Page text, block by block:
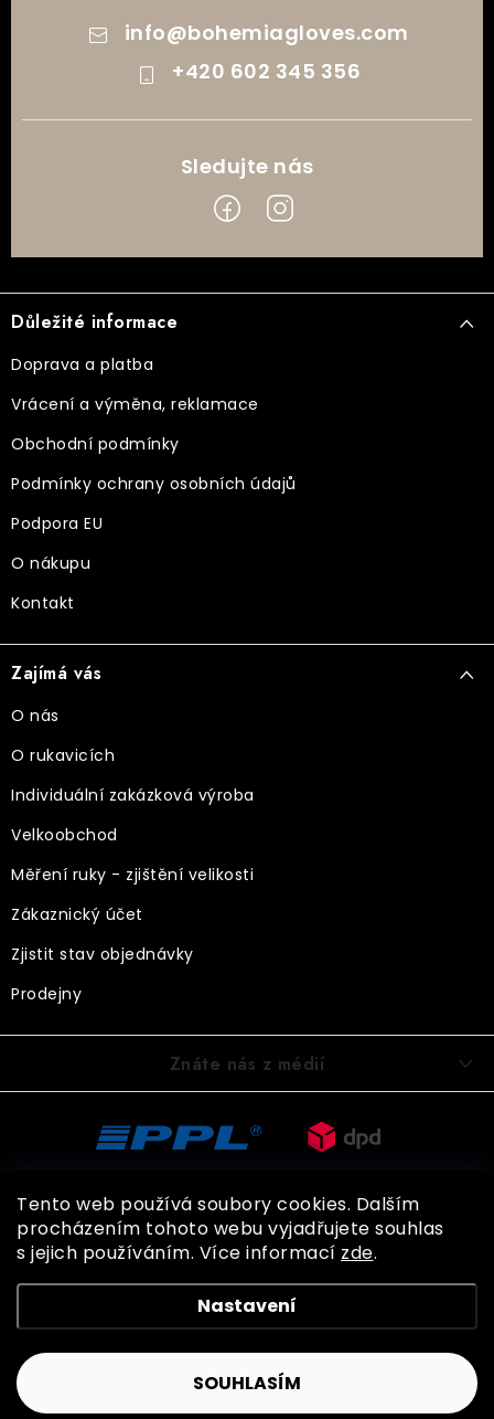
Tento web používá soubory cookies. Dalším
procházením tohoto webu vyjadřujete souhlas
s jejich používáním. Více informací zde.
Nastavení
SOUHLASÍM
info@bohemiagloves.com
+420 602 345 356
Z
á
p
a
Důležité informace
Doprava a platba
Vrácení a výměna, reklamace
Obchodní podmínky
Podmínky ochrany osobních údajů
Podpora EU
O nákupu
Kontakt
Zajímá vás
O nás
O rukavicích
Individuální zakázková výroba
Velkoobchod
Měření ruky - zjištění velikosti
Zákaznický účet
Zjistit stav objednávky
Prodejny
Znáte nás z médií
Shoptet
BOHEMIA GLOVES. Všechna práva vyhrazena.